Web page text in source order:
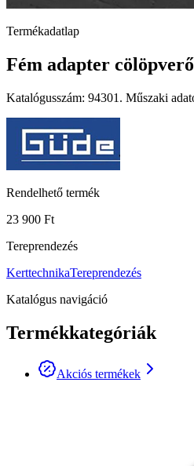
Termékadatlap
Fém adapter
Katalógusszám: 94301. Műszaki
Rendelhető termék
23 900 Ft
Tereprendezés
KerttechnikaTereprendezés
Katalógus navigáció
Termékkategóriák
Akciós termékek